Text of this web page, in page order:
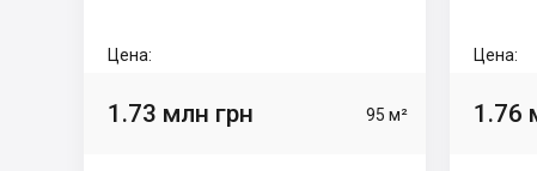
Цена:
1.73 млн грн 95 м²
Цена:
1.76